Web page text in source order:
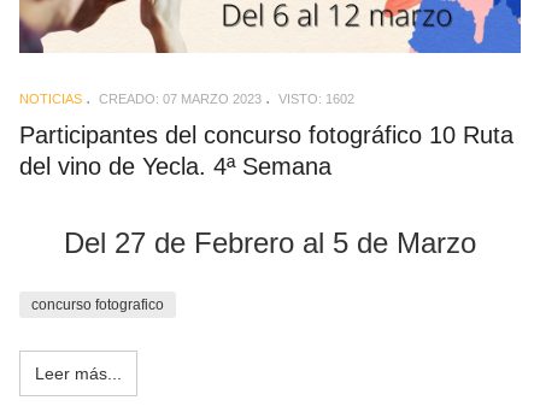
NOTICIAS CREADO: 07 MARZO 2023 VISTO: 1602
Participantes del concurso fotográfico 10 Ruta
del vino de Yecla. 4ª Semana
Del 27 de Febrero al 5 de Marzo
concurso fotografico
Leer más...